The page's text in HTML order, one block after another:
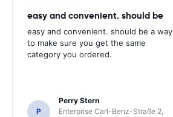
easy and convenient. should be
easy and convenient. should be a way
to make sure you get the same
category you ordered.
P
Perry Stern
Enterprise Carl-Benz-Straße 2,